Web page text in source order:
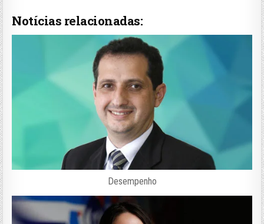
Notícias relacionadas:
Desempenho